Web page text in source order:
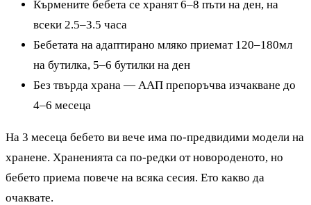
Кърмените бебета се хранят 6–8 пъти на ден, на
всеки 2.5–3.5 часа
Бебетата на адаптирано мляко приемат 120–180мл
на бутилка, 5–6 бутилки на ден
Без твърда храна — ААП препоръчва изчакване до
4–6 месеца
На 3 месеца бебето ви вече има по-предвидими модели на
хранене. Храненията са по-редки от новороденото, но
бебето приема повече на всяка сесия. Ето какво да
очаквате.